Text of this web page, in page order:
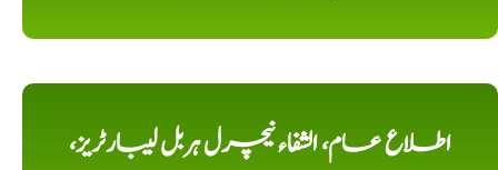
اطلاع عام، الشفاء نیچرل ہربل لیبارٹریز،